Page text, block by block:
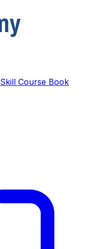
Skill Course Book